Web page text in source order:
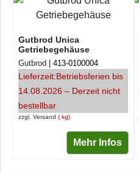
Gutbrod Unica
Getriebegehäuse
zzgl. Versand kg
Gutbrod 413-0100004
Lieferzeit:Betriebsferien bis
14.08.2026 – Derzeit nicht
bestellbar
Mehr Infos